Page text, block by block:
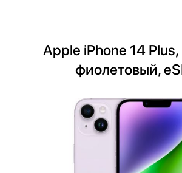
Apple iPhone 14
фиолетовый,